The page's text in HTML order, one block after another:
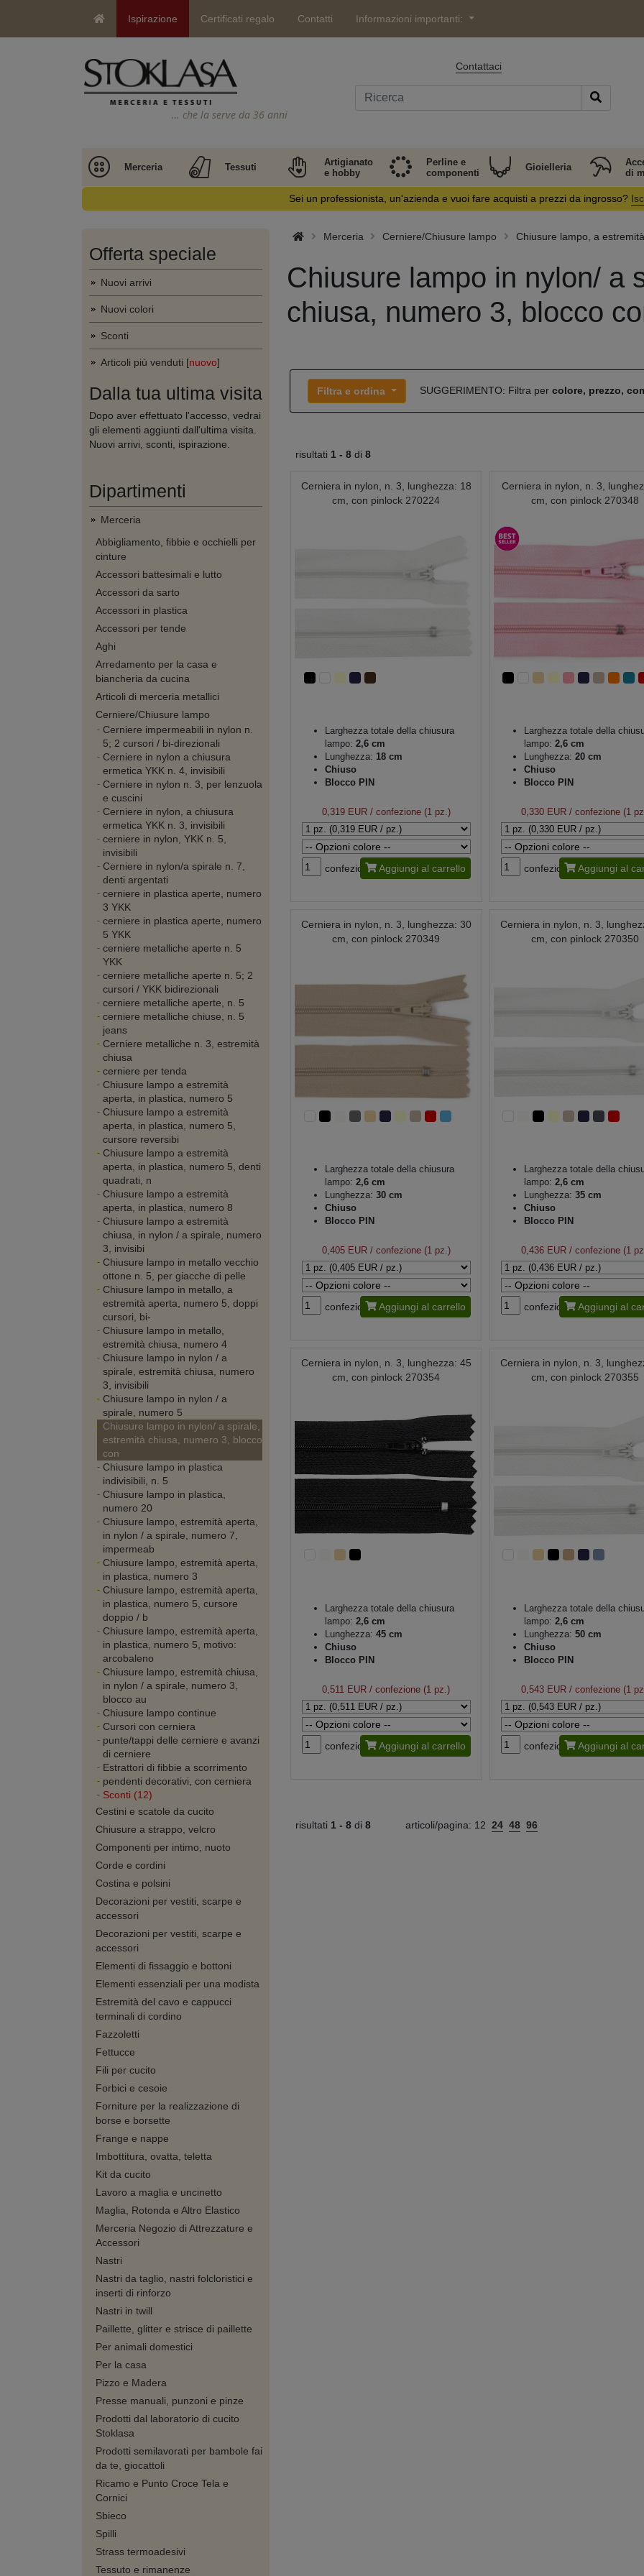
Ispirazione Certificati regalo Contatti Informazioni importanti:
… che la serve da 36 anni
Contattaci
Merceria Tessuti
Artigianato
e hobby
Perline e
componenti
Gioielleria
di
Sei un professionista, un'azienda e vuoi fare acquisti a prezzi da ingrosso?
Offerta speciale
Nuovi arrivi
Nuovi colori
Sconti
Articoli più venduti [nuovo]
Dalla tua ultima visita
Dopo aver effettuato l'accesso, vedrai
gli elementi aggiunti dall'ultima visita.
Nuovi arrivi, sconti, ispirazione.
Dipartimenti
Merceria
Abbigliamento, fibbie e occhielli per
cinture
Accessori battesimali e lutto
Accessori da sarto
Accessori in plastica
Accessori per tende
Aghi
Arredamento per la casa e
biancheria da cucina
Articoli di merceria metallici
Cerniere/Chiusure lampo
Cerniere impermeabili in nylon n.
5; 2 cursori / bi-direzionali
Cerniere in nylon a chiusura
ermetica YKK n. 4, invisibili
Cerniere in nylon n. 3, per lenzuola
e cuscini
Cerniere in nylon, a chiusura
ermetica YKK n. 3, invisibili
cerniere in nylon, YKK n. 5,
invisibili
Cerniere in nylon/a spirale n. 7,
denti argentati
cerniere in plastica aperte, numero
3 YKK
cerniere in plastica aperte, numero
5 YKK
cerniere metalliche aperte n. 5
YKK
cerniere metalliche aperte n. 5; 2
cursori / YKK bidirezionali
cerniere metalliche aperte, n. 5
cerniere metalliche chiuse, n. 5
jeans
Cerniere metalliche n. 3, estremità
chiusa
cerniere per tenda
Chiusure lampo a estremità
aperta, in plastica, numero 5
Chiusure lampo a estremità
aperta, in plastica, numero 5,
cursore reversibi
Chiusure lampo a estremità
aperta, in plastica, numero 5, denti
quadrati, n
Chiusure lampo a estremità
aperta, in plastica, numero 8
Chiusure lampo a estremità
chiusa, in nylon / a spirale, numero
3, invisibi
Chiusure lampo in metallo vecchio
ottone n. 5, per giacche di pelle
Chiusure lampo in metallo, a
estremità aperta, numero 5, doppi
cursori, bi-
Chiusure lampo in metallo,
estremità chiusa, numero 4
Chiusure lampo in nylon / a
spirale, estremità chiusa, numero
3, invisibili
Chiusure lampo in nylon / a
spirale, numero 5
Chiusure lampo in nylon/ a spirale,
estremità chiusa, numero 3, blocco
con
Chiusure lampo in plastica
indivisibili, n. 5
Chiusure lampo in plastica,
numero 20
Chiusure lampo, estremità aperta,
in nylon / a spirale, numero 7,
impermeab
Chiusure lampo, estremità aperta,
in plastica, numero 3
Chiusure lampo, estremità aperta,
in plastica, numero 5, cursore
doppio / b
Chiusure lampo, estremità aperta,
in plastica, numero 5, motivo:
arcobaleno
Chiusure lampo, estremità chiusa,
in nylon / a spirale, numero 3,
blocco au
Chiusure lampo continue
Cursori con cerniera
punte/tappi delle cerniere e avanzi
di cerniere
Estrattori di fibbie a scorrimento
pendenti decorativi, con cerniera
Sconti (12)
Cestini e scatole da cucito
Chiusure a strappo, velcro
Componenti per intimo, nuoto
Corde e cordini
Costina e polsini
Decorazioni per vestiti, scarpe e
accessori
Decorazioni per vestiti, scarpe e
accessori
Elementi di fissaggio e bottoni
Elementi essenziali per una modista
Estremità del cavo e cappucci
terminali di cordino
Fazzoletti
Fettucce
Fili per cucito
Forbici e cesoie
Forniture per la realizzazione di
borse e borsette
Frange e nappe
Imbottitura, ovatta, teletta
Kit da cucito
Lavoro a maglia e uncinetto
Maglia, Rotonda e Altro Elastico
Merceria Negozio di Attrezzature e
Accessori
Nastri
Nastri da taglio, nastri folcloristici e
inserti di rinforzo
Nastri in twill
Paillette, glitter e strisce di paillette
Per animali domestici
Per la casa
Pizzo e Madera
Presse manuali, punzoni e pinze
Prodotti dal laboratorio di cucito
Stoklasa
Prodotti semilavorati per bambole fai
da te, giocattoli
Ricamo e Punto Croce Tela e
Cornici
Sbieco
Spilli
Strass termoadesivi
Tessuto e rimanenze
Merceria Cerniere/Chiusure lampo Chiusure lampo, a
Chiusure lampo in nylon/ a
chiusa, numero 3, blocco
Filtra e ordina SUGGERIMENTO: Filtra per colore, prezzo,
risultati 1 - 8 di 8
Cerniera in nylon, n. 3, lunghezza: 18
cm, con pinlock 270224
Larghezza totale della chiusura
lampo: 2,6 cm
Lunghezza: 18 cm
Chiuso
Blocco PIN
0,319 EUR/ confezione (1 pz.)
confezione Aggiungi al carrello
Cerniera in nylon, n. 3,
cm, con pinlock 270348
Larghezza totale della
lampo: 2,6 cm
Lunghezza: 20 cm
Chiuso
Blocco PIN
0,330 EUR/ confezione (1
confezione Aggiungi al
Cerniera in nylon, n. 3, lunghezza: 30
cm, con pinlock 270349
Larghezza totale della chiusura
lampo: 2,6 cm
Lunghezza: 30 cm
Chiuso
Blocco PIN
0,405 EUR/ confezione (1 pz.)
confezione Aggiungi al carrello
Cerniera in nylon, n. 3,
cm, con pinlock 270350
Larghezza totale della
lampo: 2,6 cm
Lunghezza: 35 cm
Chiuso
Blocco PIN
0,436 EUR/ confezione (1
confezione Aggiungi al
Cerniera in nylon, n. 3, lunghezza: 45
cm, con pinlock 270354
Larghezza totale della chiusura
lampo: 2,6 cm
Lunghezza: 45 cm
Chiuso
Blocco PIN
0,511 EUR / confezione (1 pz.)
confezione Aggiungi al carrello
Cerniera in nylon, n. 3,
cm, con pinlock 270355
Larghezza totale della
lampo: 2,6 cm
Lunghezza: 50 cm
Chiuso
Blocco PIN
0,543 EUR/ confezione (1
confezione Aggiungi al
risultati 1 - 8 di 8 articoli/pagina: 12 24 48 96